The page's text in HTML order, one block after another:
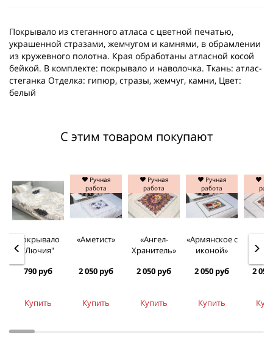
Покрывало из стеганного атласа с цветной печатью,
украшенной стразами, жемчугом и камнями, в обрамлении
из кружевного полотна. Края обработаны атласной косой
бейкой. В комплекте: покрывало и наволочка. Ткань: атлас-
стеганка Отделка: гипюр, стразы, жемчуг, камни, Цвет:
белый
С этим товаром покупают
Покрывало
"Лючия"
790 руб
Купить
Ручная
работа
«Аметист»
2 050 руб
Купить
Ручная
работа
«Ангел-
Хранитель»
2 050 руб
Купить
Ручная
работа
«Армянское с
иконой»
2 050 руб
Купить
2